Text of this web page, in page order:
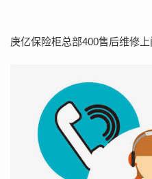
庚亿保险柜总部400售后维修上